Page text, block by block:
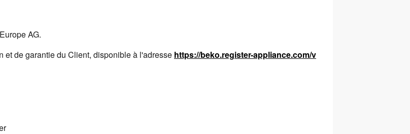
AG.
et de garantie du Client, disponible à l'adresse https://beko.register-appliance.com/v